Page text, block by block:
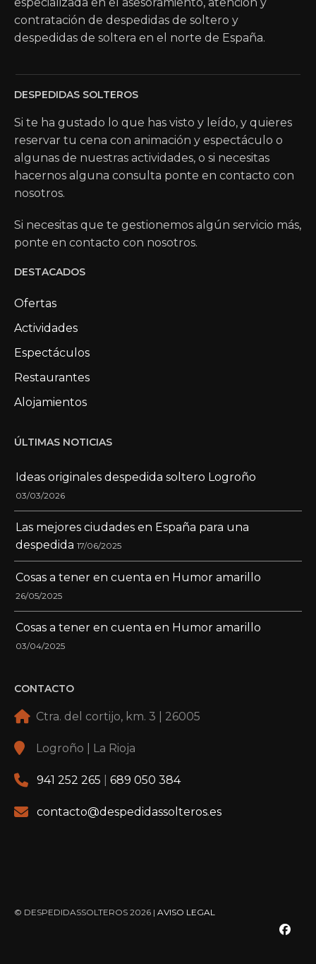
contratación de despedidas de soltero y
despedidas de soltera en el norte de España.
DESPEDIDAS SOLTEROS
Si te ha gustado lo que has visto y leído, y quieres
reservar tu cena con animación y espectáculo o
algunas de nuestras actividades, o si necesitas
hacernos alguna consulta ponte en contacto con
nosotros.
Si necesitas que te gestionemos algún servicio más,
ponte en contacto con nosotros.
DESTACADOS
Ofertas
Actividades
Espectáculos
Restaurantes
Alojamientos
ÚLTIMAS NOTICIAS
Ideas originales despedida soltero Logroño
03/03/2026
Las mejores ciudades en España para una
despedida 17/06/2025
Cosas a tener en cuenta en Humor amarillo
26/05/2025
Cosas a tener en cuenta en Humor amarillo
03/04/2025
CONTACTO
Ctra. del cortijo, km. 3 | 26005
Logroño | La Rioja
941 252 265 689 050 384
contacto@despedidassolteros.es
© DESPEDIDASSOLTEROS 2026 | AVISO LEGAL